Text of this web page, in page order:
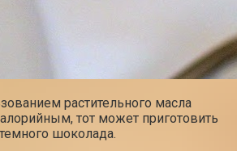
растительного масла
тот может приготовить
шоколада.